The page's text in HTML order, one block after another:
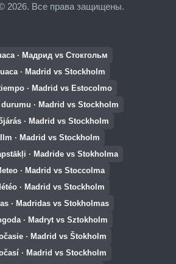
2026. Все права защищены.
· Мадрид vs Стокгольм
· Madrid vs Stockholm
· Madrid vs Estocolmo
durumu · Madrid vs Stockholm
· Madrid vs Stockholm
Ilm · Madrid vs Stockholm
· Madride vs Stokholma
· Madrid vs Stoccolma
· Madrid vs Stockholm
· Madridas vs Stokholmas
· Madryt vs Sztokholm
· Madrid vs Štokholm
· Madrid vs Stockholm